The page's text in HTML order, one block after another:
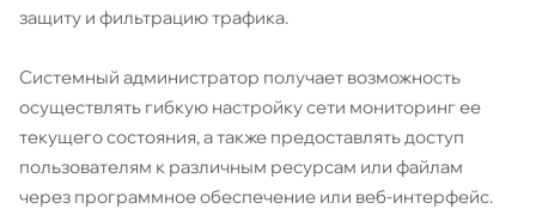
защиту и фильтрацию трафика.
Системный администратор получает возможность
осуществлять гибкую настройку сети мониторинг ее
текущего состояния, а также предоставлять доступ
пользователям к различным ресурсам или файлам
через программное обеспечение или веб-интерфейс.